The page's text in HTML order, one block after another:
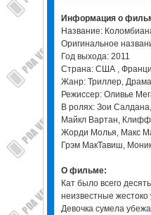
Информация о
Название:
Оригинальное
Год выхода: 2011
Страна: США ,
Жанр: Триллер,
Режиссер: Оливье
В ролях: Зои
Майкл Вартан,
Жорди Молья, Макс
Грэм МакТавиш,
О фильме:
Кат было всего
неизвестные
Девочка сумела